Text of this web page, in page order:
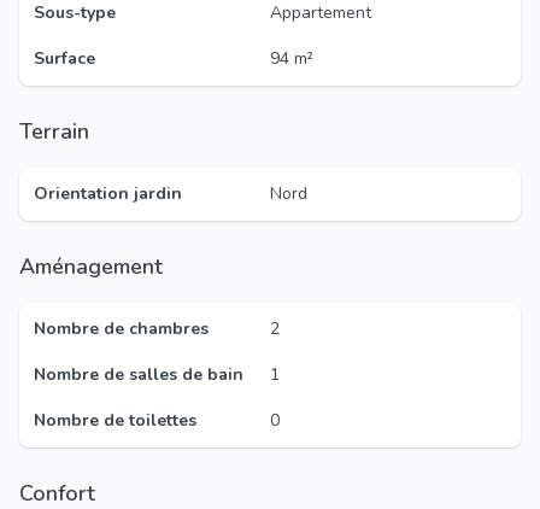
Sous-type
Appartement
Surface
94 m²
Terrain
Orientation jardin Nord
Aménagement
Nombre de chambres
2
Nombre de salles de bain
1
Nombre de toilettes
0
Confort